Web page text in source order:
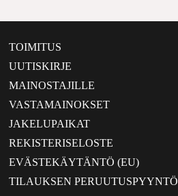
TOIMITUS
UUTISKIRJE
MAINOSTAJILLE
VASTAMAINOKSET
JAKELUPAIKAT
REKISTERISELOSTE
EVÄSTEKÄYTÄNTÖ (EU)
TILAUKSEN PERUUTUSPYYNTÖ